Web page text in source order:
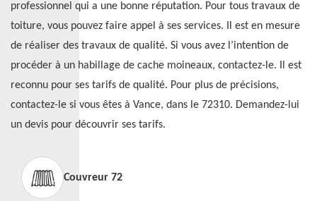
professionnel qui a une bonne réputation. Pour tous travaux de
toiture, vous pouvez faire appel à ses services. Il est en mesure
de réaliser des travaux de qualité. Si vous avez l’intention de
procéder à un habillage de cache moineaux, contactez-le. Il est
reconnu pour ses tarifs de qualité. Pour plus de précisions,
contactez-le si vous êtes à Vance, dans le 72310. Demandez-lui
un devis pour découvrir ses tarifs.
Couvreur 72